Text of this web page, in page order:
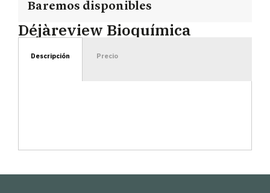
Baremos disponibles
Déjàreview Bioquímica
Descripción Precio